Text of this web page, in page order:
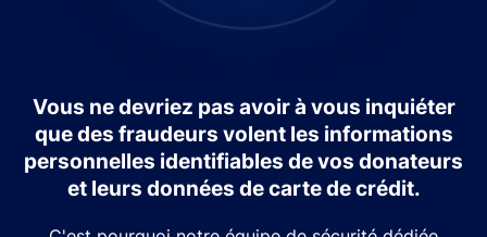
Vous ne devriez pas avoir à vous inquiéter
que des fraudeurs volent les informations
personnelles identifiables de vos donateurs
et leurs données de carte de crédit.